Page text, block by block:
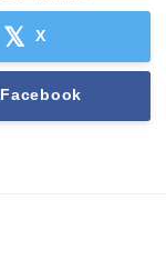
X
Facebook